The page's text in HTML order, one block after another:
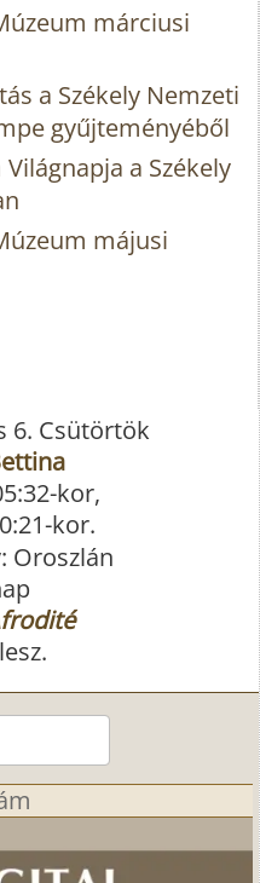
márciusi
a Székely Nemzeti
gyűjteményéből
a Székely
májusi
6. Csütörtök
kor,
kor.